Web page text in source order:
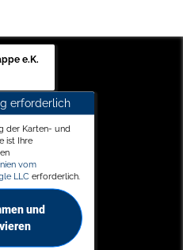
e.K.
erforderlich
der Karten- und
ist Ihre
vom
LLC erforderlich.
und